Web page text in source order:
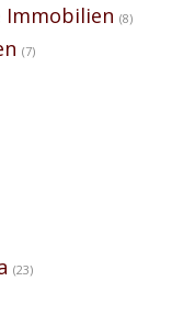
Immobilien (8)
(7)
(23)